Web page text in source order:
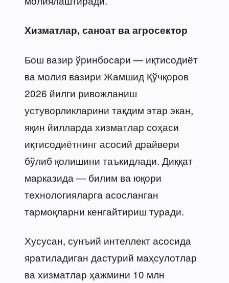
Хизматлар, саноат ва агросектор
Бош вазир ўринбосари — иқтисодиёт
ва молия вазири Жамшид Қўчқоров
2026 йилги ривожланиш
устуворликларини тақдим этар экан,
яқин йилларда хизматлар соҳаси
иқтисодиётнинг асосий драйвери
бўлиб қолишини таъкидлади. Диққат
марказида — билим ва юқори
технологияларга асосланган
тармоқларни кенгайтириш туради.
Хусусан, сунъий интеллект асосида
яратиладиган дастурий маҳсулотлар
ва хизматлар ҳажмини 10 млн